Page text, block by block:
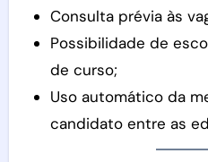
Consulta prévia às
Possibilidade de
de curso;
Uso automático da
candidato entre as